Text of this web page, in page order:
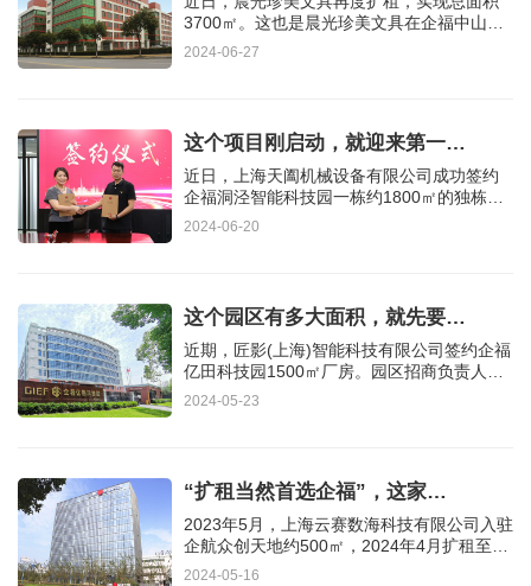
3700㎡。这也是晨光珍美文具在企福中山科
技园的第二次扩租。上海晨…
2024-06-27
这个项目刚启动，就迎来第一…
近日，上海天阖机械设备有限公司成功签约
企福洞泾智能科技园一栋约1800㎡的独栋厂
房，成为项目启动初期迅速…
2024-06-20
这个园区有多大面积，就先要…
近期，匠影(上海)智能科技有限公司签约企福
亿田科技园1500㎡厂房。园区招商负责人顾
华军透露，客户最初想要一…
2024-05-23
“扩租当然首选企福”，这家…
2023年5月，上海云赛数海科技有限公司入驻
企航众创天地约500㎡，2024年4月扩租至
750㎡。企业现场负责人袁总说：…
2024-05-16